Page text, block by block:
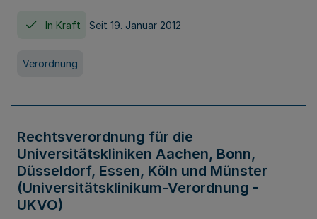
In Kraft Seit 19. Januar 2012
Verordnung
Rechtsverordnung für die
Universitätskliniken Aachen, Bonn,
Düsseldorf, Essen, Köln und Münster
(Universitätsklinikum-Verordnung -
UKVO)